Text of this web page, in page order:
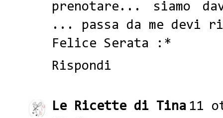
prenotare... siamo
... passa da me devi
Felice Serata :*
Rispondi
Le Ricette di Tina 11